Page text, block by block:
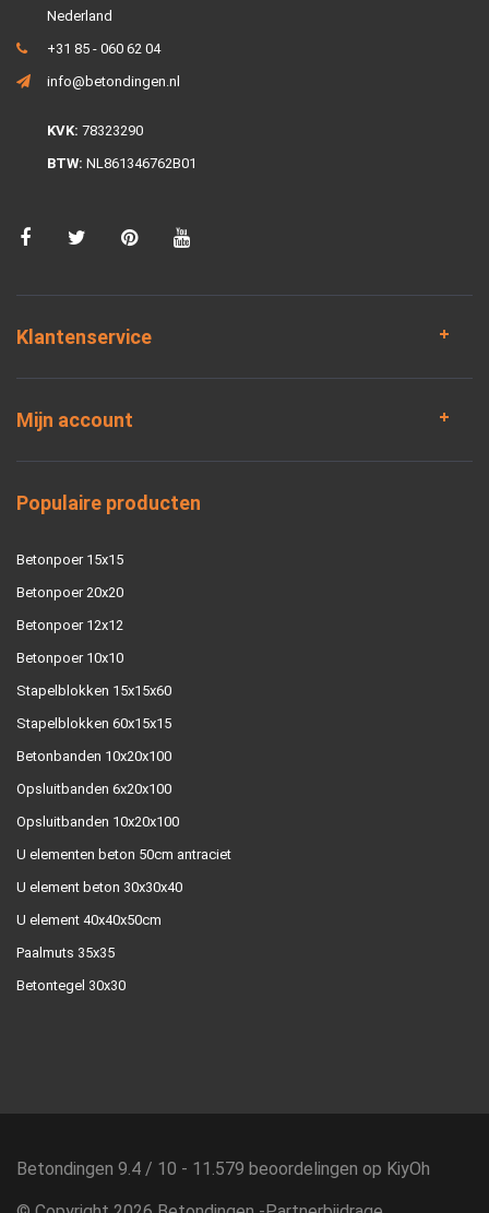
Nederland
+31 85 - 060 62 04
info@betondingen.nl
KVK: 78323290
BTW: NL861346762B01
Klantenservice
Mijn account
Populaire producten
Betonpoer 15x15
Betonpoer 20x20
Betonpoer 12x12
Betonpoer 10x10
Stapelblokken 15x15x60
Stapelblokken 60x15x15
Betonbanden 10x20x100
Opsluitbanden 6x20x100
Opsluitbanden 10x20x100
U elementen beton 50cm antraciet
U element beton 30x30x40
U element 40x40x50cm
Paalmuts 35x35
Betontegel 30x30
Betondingen 9.4 / 10 - 11.579 beoordelingen op KiyOh